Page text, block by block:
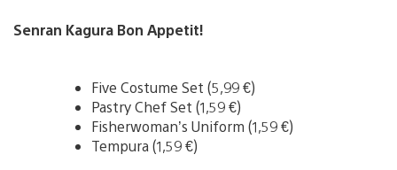
Senran Kagura Bon Appetit!
Five Costume Set (5,99 €)
Pastry Chef Set (1,59 €)
Fisherwoman’s Uniform (1,59 €)
Tempura (1,59 €)